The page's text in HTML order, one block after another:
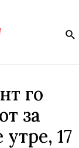
го
за
17